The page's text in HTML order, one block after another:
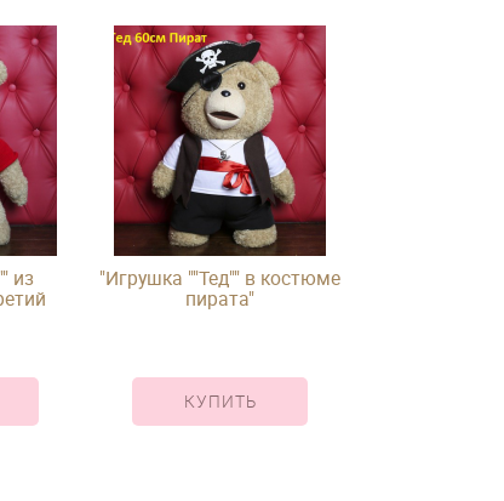
из "Игрушка ""Тед"" в костюме
пирата"
КУПИТЬ